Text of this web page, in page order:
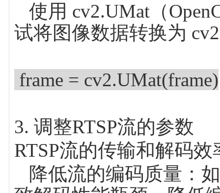
使用 cv2.UMat（
试将图像数据转换为
frame = cv2.UMat(frame)
3. 调整RTSP流的参数
RTSP流的传输和解码
降低流的编码质量：